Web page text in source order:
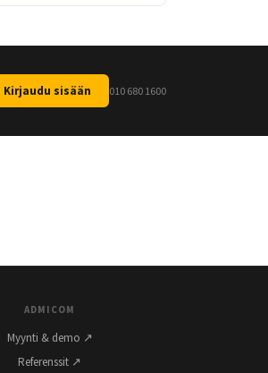
Kirjaudu sisään 010 680 1600
ADMICOM
Myynti & demo ↗
Referenssit ↗